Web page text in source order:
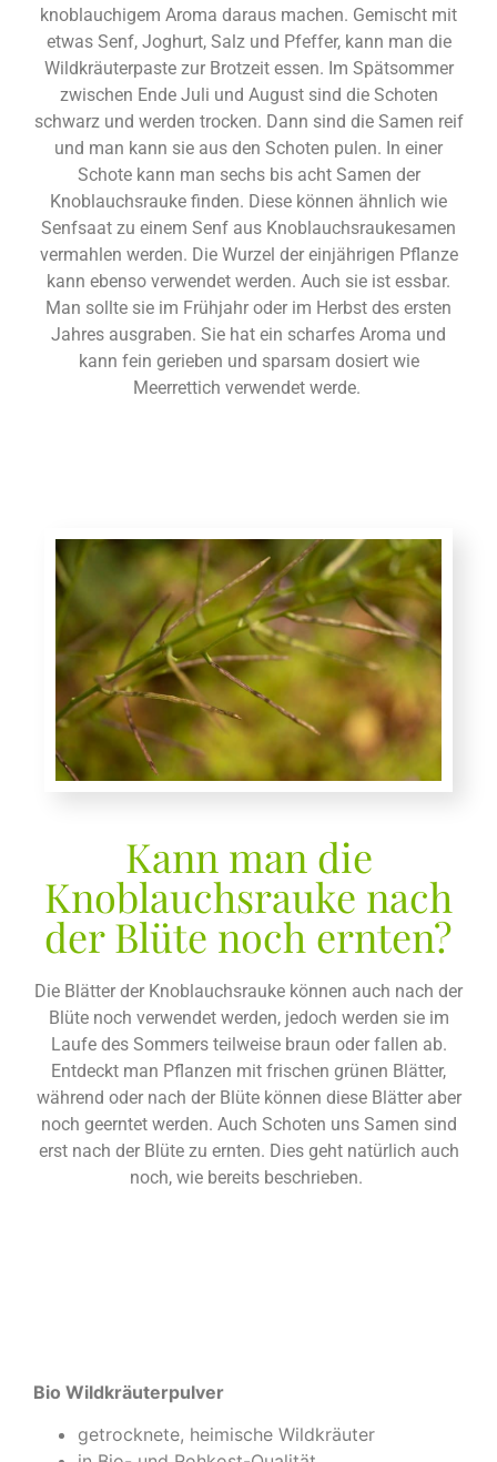
knoblauchigem Aroma daraus machen. Gemischt mit
etwas Senf, Joghurt, Salz und Pfeffer, kann man die
Wildkräuterpaste zur Brotzeit essen. Im Spätsommer
zwischen Ende Juli und August sind die Schoten
schwarz und werden trocken. Dann sind die Samen reif
und man kann sie aus den Schoten pulen. In einer
Schote kann man sechs bis acht Samen der
Knoblauchsrauke finden. Diese können ähnlich wie
Senfsaat zu einem Senf aus Knoblauchsraukesamen
vermahlen werden. Die Wurzel der einjährigen Pflanze
kann ebenso verwendet werden. Auch sie ist essbar.
Man sollte sie im Frühjahr oder im Herbst des ersten
Jahres ausgraben. Sie hat ein scharfes Aroma und
kann fein gerieben und sparsam dosiert wie
Meerrettich verwendet werde.
Kann man die
Knoblauchsrauke nach
der Blüte noch ernten?
Die Blätter der Knoblauchsrauke können auch nach der
Blüte noch verwendet werden, jedoch werden sie im
Laufe des Sommers teilweise braun oder fallen ab.
Entdeckt man Pflanzen mit frischen grünen Blätter,
während oder nach der Blüte können diese Blätter aber
noch geerntet werden. Auch Schoten uns Samen sind
erst nach der Blüte zu ernten. Dies geht natürlich auch
noch, wie bereits beschrieben.
Bio Wildkräuterpulver
getrocknete, heimische Wildkräuter